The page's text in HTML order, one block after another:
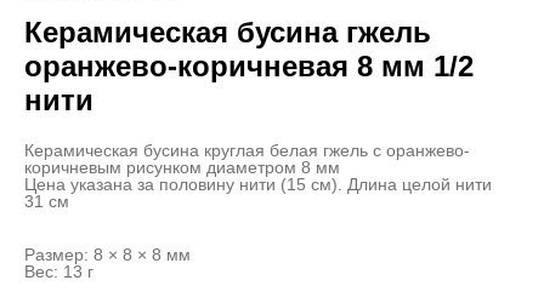
Керамическая бусина гжель
оранжево-коричневая 8 мм 1/2
нити
Керамическая бусина круглая белая гжель с оранжево-
коричневым рисунком диаметром 8 мм
Цена указана за половину нити (15 см). Длина целой нити
31 см
Размер: 8 × 8 × 8 мм
Вес: 13 г